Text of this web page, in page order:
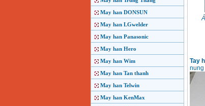
May han DONSUN
May han LGwelder
May han Panasonic
May han Hero
May han Wim
May han Tan thanh
May han Telwin
May han KenMax
Tay
nung